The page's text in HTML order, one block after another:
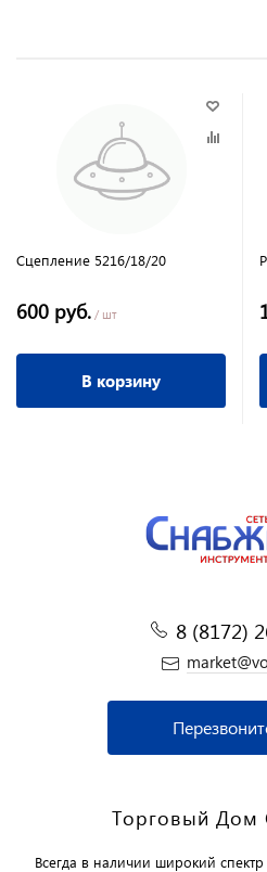
Сцепление 5216/18/20
600 руб. / шт
В корзину
8 (8172)
Торговый Дом
Всегда в наличии широкий